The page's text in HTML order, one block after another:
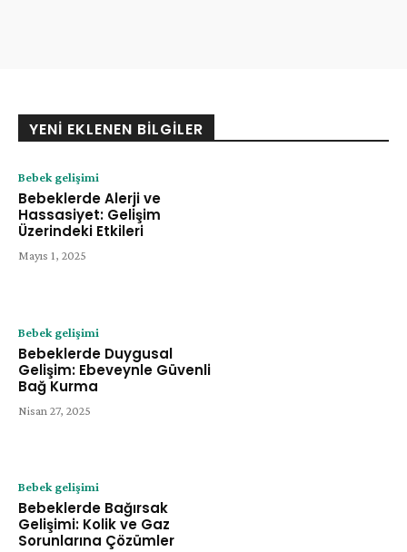
YENI EKLENEN BILGILER
Bebek gelişimi
Bebeklerde Alerji ve
Hassasiyet: Gelişim
Üzerindeki Etkileri
Mayıs 1, 2025
Bebek gelişimi
Bebeklerde Duygusal
Gelişim: Ebeveynle Güvenli
Bağ Kurma
Nisan 27, 2025
Bebek gelişimi
Bebeklerde Bağırsak
Gelişimi: Kolik ve Gaz
Sorunlarına Çözümler